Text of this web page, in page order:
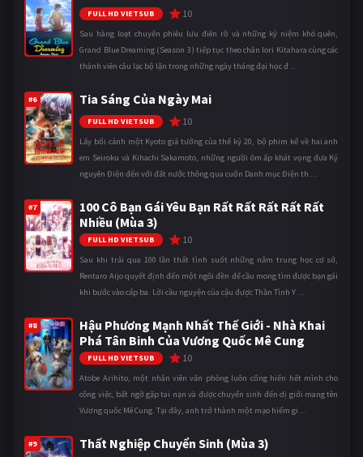
FULL HD VIETSUB 10
Sau hàng loạt chuyến phiêu lưu điên rồ và những kỷ niệm khó quên,
Grand Blue Dreaming (Season 3) tiếp tục theo chân Iori Kitahara cùng các
thành viên câu lạc bộ lặn trong những ngày tháng đại học đ ...
#6 Tia Sáng Của Ngày Mai
FULL HD VIETSUB 10
Lấy bối cảnh một Kyoto giả tưởng của thế kỷ 20, bộ phim kể về hai anh
em Seiroku và Kihachi Sakamoto, những người ôm ấp khát vọng đưa Kỷ
nguyên Điện đến với đất nước thông qua cuốn Danh mục Điện th ...
#7
100 Cô Bạn Gái Yêu Bạn Rất Rất Rất Rất Rất
Nhiều (Mùa 3)
FULL HD VIETSUB 10
Sau khi trải qua 100 lần thất tình suốt những năm trung học cơ sở,
Rentaro Aijo quyết định đến một ngôi đền để cầu mong tìm được bạn gái
khi bước vào cấp ba. Lời cầu nguyện của cậu được Thần Tình Y ...
#8
Hậu Phương Mạnh Nhất Thế Giới - Nhà Khai
Phá Tân Binh Của Vương Quốc Mê Cung
FULL HD VIETSUB 10
Atobe Arihito, một nhân viên văn phòng luôn cống hiến hết mình cho
công việc, bất ngờ gặp tai nạn và được chuyển sinh đến dị giới mang tên
Vương quốc Mê Cung. Tại đây, anh trở thành một mạo hiểm gi ...
#9 Thất Nghiệp Chuyển Sinh (Mùa 3)